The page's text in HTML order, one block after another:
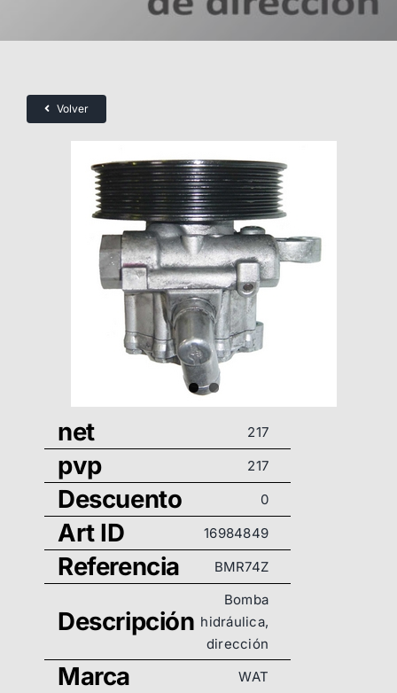
Volver
net 217
pvp 217
Descuento 0
Art ID 16984849
Referencia BMR74Z
Descripción
Bomba
hidráulica,
dirección
Marca WAT